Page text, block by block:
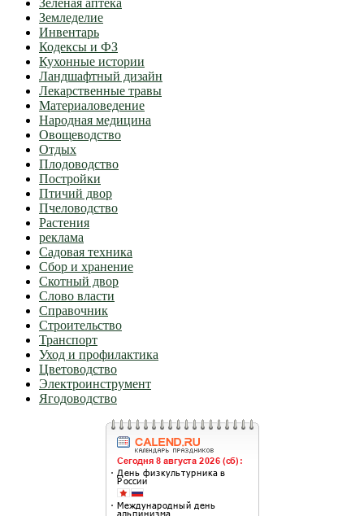
Земледелие
Инвентарь
Кодексы и ФЗ
Кухонные истории
Ландшафтный дизайн
Лекарственные травы
Материаловедение
Народная медицина
Овощеводство
Отдых
Плодоводство
Постройки
Птичий двор
Пчеловодство
Растения
реклама
Садовая техника
Сбор и хранение
Скотный двор
Слово власти
Справочник
Строительство
Транспорт
Уход и профилактика
Цветоводство
Электроинструмент
Ягодоводство